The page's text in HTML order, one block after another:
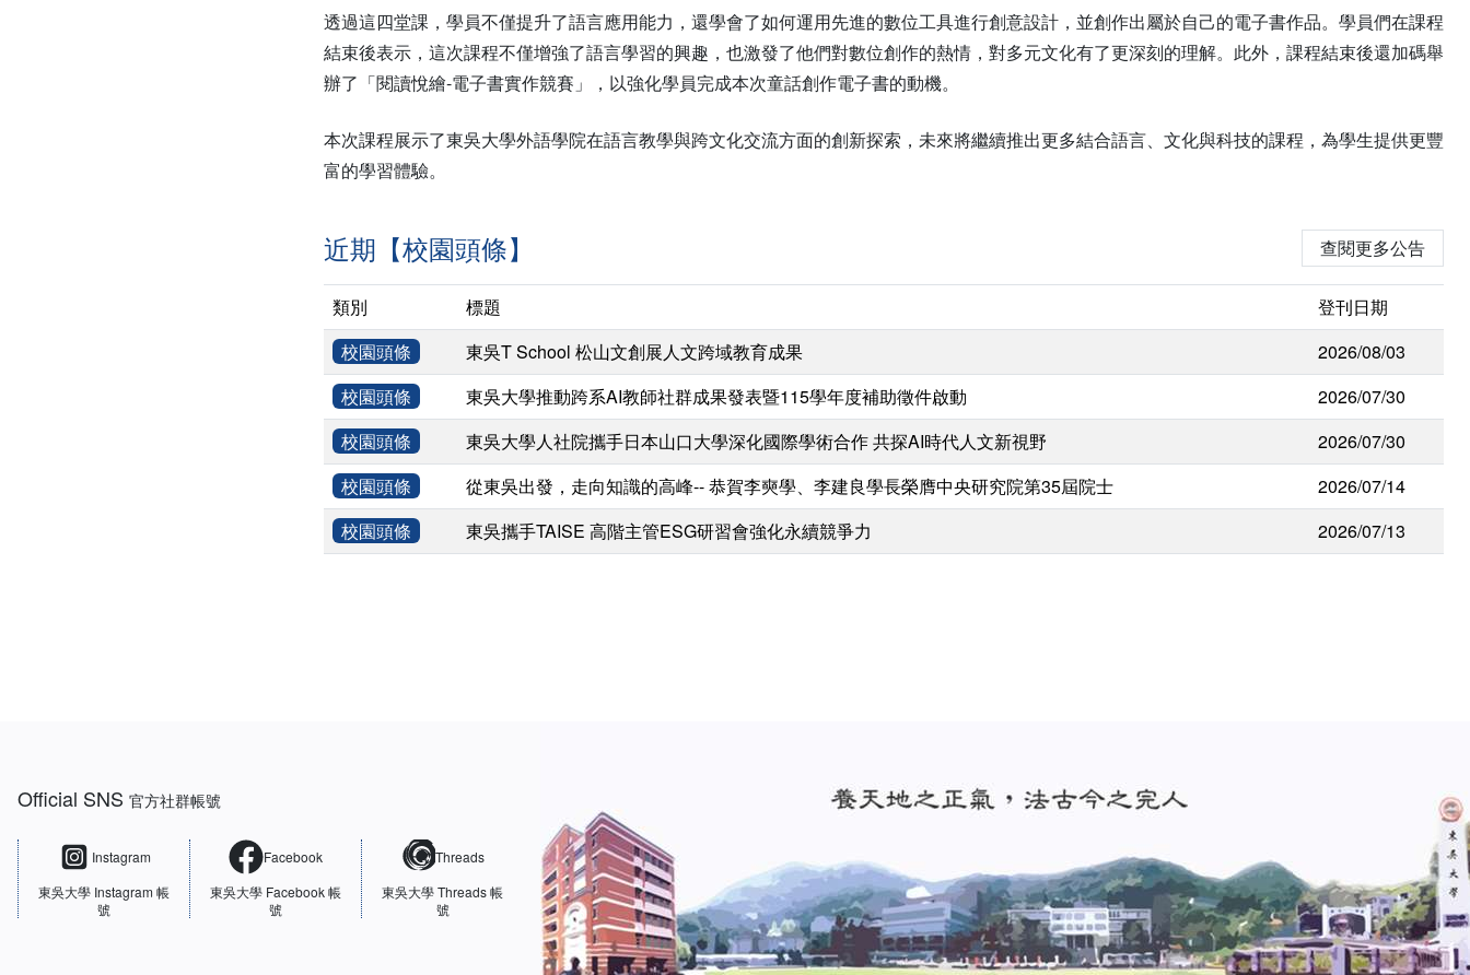
透過這四堂課，學員不僅提升了語言應用能力，還學會了如何運用先進的數位工具進行創意設計，並創作出屬於自己的電子書作品。學員們在課程
結束後表示，這次課程不僅增強了語言學習的興趣，也激發了他們對數位創作的熱情，對多元文化有了更深刻的理解。此外，課程結束後還加碼舉
辦了「閱讀悅繪-電子書實作競賽」，以強化學員完成本次童話創作電子書的動機。
本次課程展示了東吳大學外語學院在語言教學與跨文化交流方面的創新探索，未來將繼續推出更多結合語言、文化與科技的課程，為學生提供更豐
富的學習體驗。
近期【校園頭條】 查閱更多公告
類別 標題
登刊日期
校園頭條
東吳T School 松山文創展人文跨域教育成果
2026/08/03
校園頭條
東吳大學推動跨系AI教師社群成果發表暨115學年度補助徵件啟動
2026/07/30
校園頭條
東吳大學人社院攜手日本山口大學深化國際學術合作 共探AI時代人文新視野
2026/07/30
校園頭條
從東吳出發，走向知識的高峰-- 恭賀李奭學、李建良學長榮膺中央研究院第35屆院士
2026/07/14
校園頭條
東吳攜手TAISE 高階主管ESG研習會強化永續競爭力 2026/07/13
Official SNS 官方社群帳號
Instagram
東吳大學 Instagram 帳
號
Facebook
東吳大學 Facebook 帳
號
Threads
東吳大學Threads 帳
號